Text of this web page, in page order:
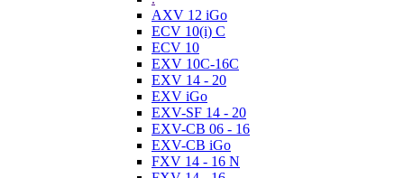
AXV 12 iGo
ECV 10(i) C
ECV 10
EXV 10C-16C
EXV 14 - 20
EXV iGo
EXV-SF 14 - 20
EXV-CB 06 - 16
EXV-CB iGo
FXV 14 - 16 N